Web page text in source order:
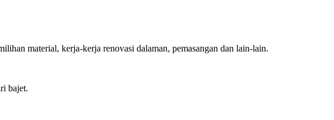
material, kerja-kerja renovasi dalaman, pemasangan dan lain-lain.
bajet.